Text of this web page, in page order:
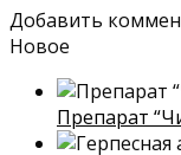
Добавить
Новое
Препарат